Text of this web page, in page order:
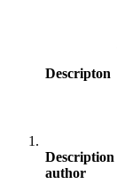
Descripton
Description
author